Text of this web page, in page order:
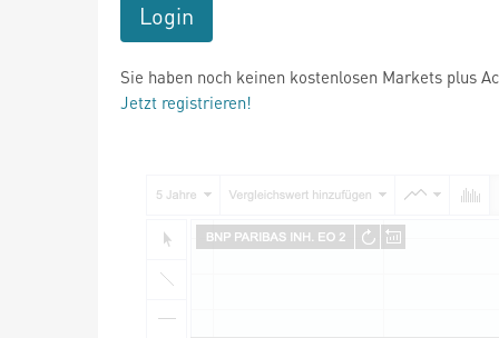
Login
Sie haben noch keinen kostenlosen Markets plus
Jetzt registrieren!